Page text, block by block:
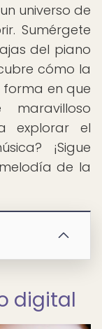
universo de
Sumérgete
del piano
cómo la
en que
explorar el
¡Sigue
de la
digital